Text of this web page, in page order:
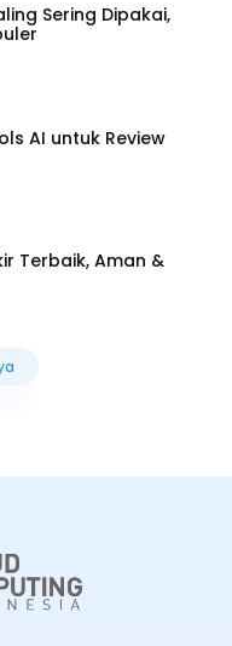
Sering Dipakai,
AI untuk Review
Terbaik, Aman &